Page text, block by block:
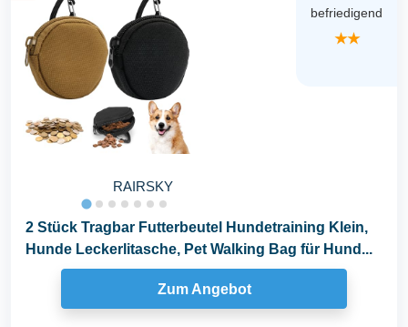
RAIRSKY
befriedigend
★★
2 Stück Tragbar Futterbeutel Hundetraining Klein,
Hunde Leckerlitasche, Pet Walking Bag für Hund...
Zum Angebot